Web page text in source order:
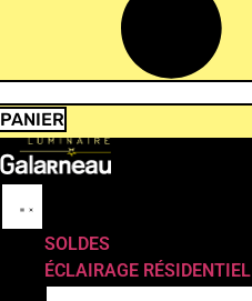
PANIER
SOLDES
ÉCLAIRAGE RÉSIDENTIEL